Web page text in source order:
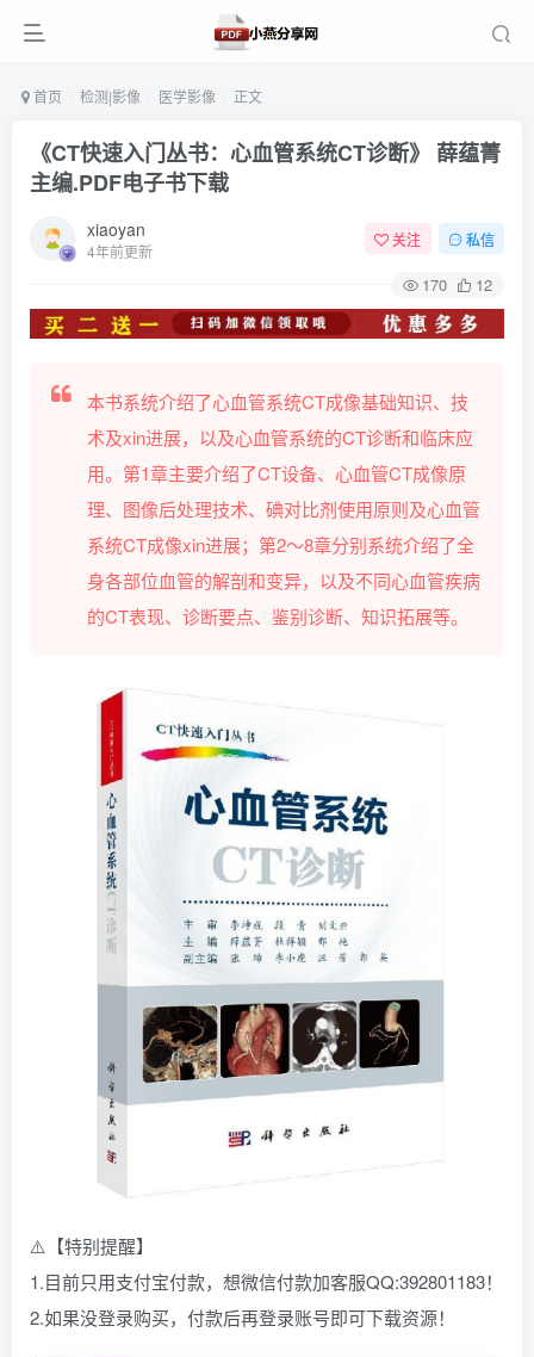
首页 检测|影像 医学影像 正文
《CT快速入门丛书：心血管系统CT诊断》 薛蕴菁
主编.PDF电子书下载
xiaoyan
4年前更新
关注 私信
170 12
本书系统介绍了心血管系统CT成像基础知识、技
术及xin进展，以及心血管系统的CT诊断和临床应
用。第1章主要介绍了CT设备、心血管CT成像原
理、图像后处理技术、碘对比剂使用原则及心血管
系统CT成像xin进展；第2～8章分别系统介绍了全
身各部位血管的解剖和变异，以及不同心血管疾病
的CT表现、诊断要点、鉴别诊断、知识拓展等。
⚠️【特别提醒】
1.目前只用支付宝付款，想微信付款加客服QQ:392801183！
2.如果没登录购买，付款后再登录账号即可下载资源！